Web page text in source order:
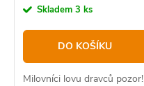
cena:Skladem 3 ks
DO KOŠÍKU
Milovníci lovu dravců pozor!